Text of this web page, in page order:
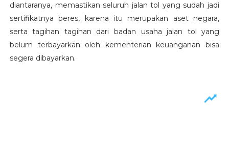
diantaranya, memastikan seluruh jalan tol yang sudah jadi
sertifikatnya beres, karena itu merupakan aset negara,
serta tagihan tagihan dari badan usaha jalan tol yang
belum terbayarkan oleh kementerian keuanganan bisa
segera dibayarkan.